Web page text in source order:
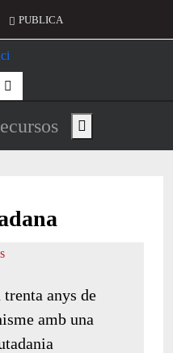
compte d'usuari
PUBLICA
de
Show main menu
trenta anys de
amb una